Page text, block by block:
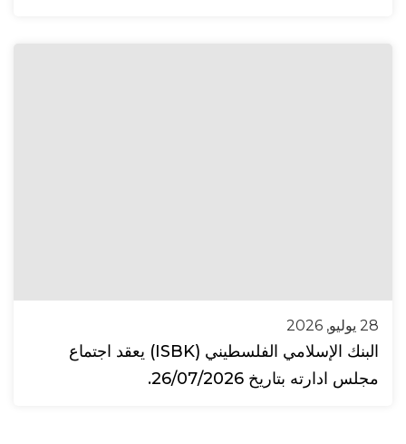
28 يوليو, 2026
البنك الإسلامي الفلسطيني (ISBK) يعقد اجتماع
مجلس ادارته بتاريخ 26/07/2026.